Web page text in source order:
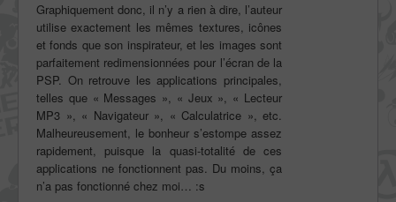
Graphiquement donc, il n’y a rien à dire, l’auteur
utilise exactement les mêmes textures, icônes
et fonds que son inspirateur, et les images sont
parfaitement redimensionnées pour l’écran de la
PSP. On retrouve les applications principales,
telles que « Messages », « Jeux », « Lecteur
MP3 », « Navigateur », « Calculatrice », etc.
Malheureusement, le bonheur s’estompe assez
rapidement, puisque la quasi-totalité de ces
applications ne fonctionnent pas. Du moins, ça
n’a pas fonctionné chez moi… :s